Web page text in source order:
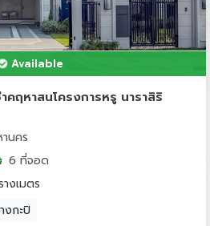
Available
คฤหาสนโครงการหรู นาราสิริ
นคร
6 ที่จอด
งเมตร
งกะปิ